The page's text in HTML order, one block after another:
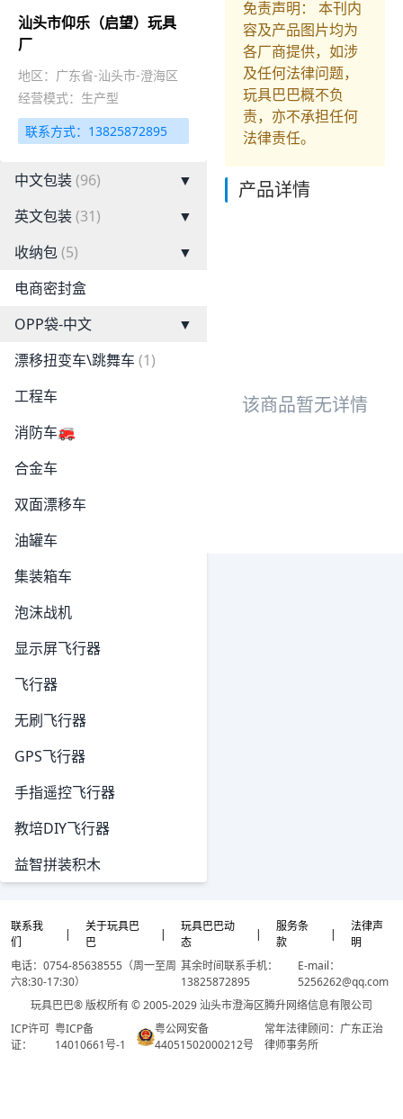
汕头市仰乐（启望）玩具
厂
地区：广东省-汕头市-澄海区
经营模式：生产型
联系方式：13825872895
中文包装(96)
▼
英文包装(31)
▼
收纳包(5)
▼
电商密封盒
OPP袋-中文
▼
漂移扭变车\跳舞车 (1)
工程车
消防车🚒
合金车
双面漂移车
油罐车
集装箱车
泡沫战机
显示屏飞行器
飞行器
无刷飞行器
GPS飞行器
手指遥控飞行器
教培DIY飞行器
益智拼装积木
免责声明： 本刊内
容及产品图片均为
各厂商提供，如涉
及任何法律问题，
玩具巴巴概不负
责，亦不承担任何
法律责任。
产品详情
该商品暂无详情
联系我
们
|
关于玩具巴
巴
|
玩具巴巴动
态
|
服务条
款
|
法律声
明
电话：0754-85638555（周一至周
六8:30-17:30）
其余时间联系手机：
13825872895
E-mail：
5256262@qq.com
玩具巴巴® 版权所有 © 2005-2029 汕头市澄海区腾升网络信息有限公司
ICP许可
证：
粤ICP备
14010661号-1
粤公网安备
44051502000212号
常年法律顾问：广东正治
律师事务所